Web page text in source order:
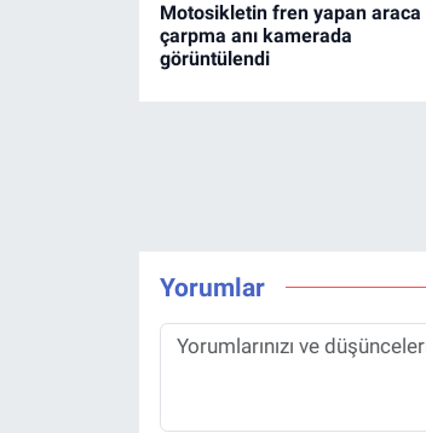
Motosikletin fren yapan araca
çarpma anı kamerada
görüntülendi
Yorumlar